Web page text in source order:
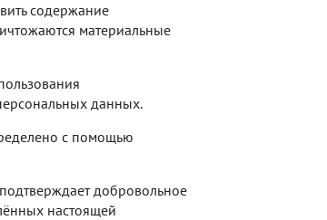
содержание
материальные
данных.
с помощью
добровольное
настоящей